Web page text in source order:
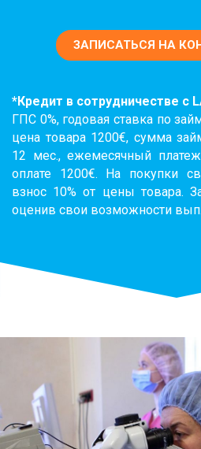
ЗАПИСАТЬСЯ НА
*Кредит в сотрудничестве с
ГПС 0%, годовая ставка по
цена товара 1200€, сумма
12 мес., ежемесячный
оплате 1200€. На покупки
взнос 10% от цены товара.
оценив свои возможности